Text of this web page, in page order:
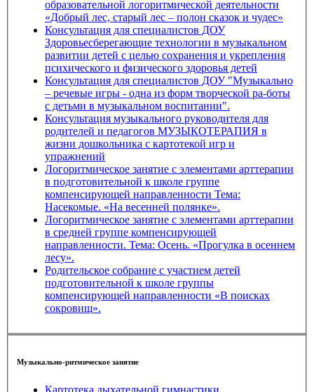
образовательной логоритмической деятельности
«Добрый лес, старый лес – полон сказок и чудес»
Консультация для специалистов ДОУ
Здоровьесберегающие технологии в музыкальном
развитии детей с целью сохранения и укрепления
психического и физического здоровья детей
Консультация для специалистов ДОУ "Музыкально
– речевые игры - одна из форм творческой ра-боты
с детьми в музыкальном воспитании".
Консультация музыкального руководителя для
родителей и педагогов МУЗЫКОТЕРАПИЯ в
жизни дошкольника с картотекой игр и
упражнений
Логоритмическое занятие с элементами арттерапии
в подготовительной к школе группе
компенсирующей направленности Тема:
Насекомые. «На весенней полянке».
Логоритмическое занятие с элементами арттерапии
в средней группе компенсирующей
направленности. Тема: Осень. «Прогулка в осеннем
лесу».
Родительское собрание с участием детей
подготовительной к школе группы
компенсирующей направленности «В поисках
сокровищ».
Музыкально-ритмическое занятие
Картотека дыхательной гимнастики